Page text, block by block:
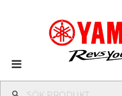
Toggle
navigation